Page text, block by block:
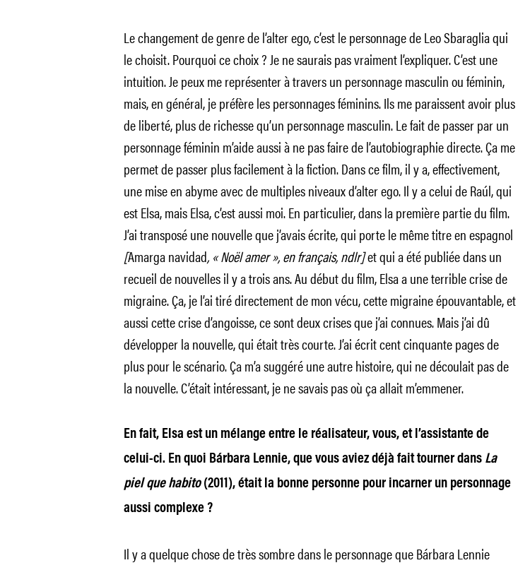
Le changement de genre de l’alter ego, c’est le personnage de Leo Sbaraglia qui
le choisit. Pourquoi ce choix ? Je ne saurais pas vraiment l’expliquer. C’est une
intuition. Je peux me représenter à travers un personnage masculin ou féminin,
mais, en général, je préfère les personnages féminins. Ils me paraissent avoir plus
de liberté, plus de richesse qu’un personnage masculin. Le fait de passer par un
personnage féminin m’aide aussi à ne pas faire de l’autobiographie directe. Ça me
permet de passer plus facilement à la fiction. Dans ce film, il y a, effectivement,
une mise en abyme avec de multiples niveaux d’alter ego. Il y a celui de Raúl, qui
est Elsa, mais Elsa, c’est aussi moi. En particulier, dans la première partie du film.
J’ai transposé une nouvelle que j’avais écrite, qui porte le même titre en espagnol
[Amarga navidad, « Noël amer », en français, ndlr]et qui a été publiée dans un
recueil de nouvelles il y a trois ans. Au début du film, Elsa a une terrible crise de
migraine. Ça, je l’ai tiré directement de mon vécu, cette migraine épouvantable, et
aussi cette crise d’angoisse, ce sont deux crises que j’ai connues. Mais j’ai dû
développer la nouvelle, qui était très courte. J’ai écrit cent cinquante pages de
plus pour le scénario. Ça m’a suggéré une autre histoire, qui ne découlait pas de
la nouvelle. C’était intéressant, je ne savais pas où ça allait m’emmener.
En fait, Elsa est un mélange entre le réalisateur, vous, et l’assistante de
celui-ci. En quoi Bárbara Lennie, que vous aviez déjà fait tourner dans La
piel que habito (2011), était la bonne personne pour incarner un personnage
aussi complexe ?
Il y a quelque chose de très sombre dans le personnage que BárbaraLennie